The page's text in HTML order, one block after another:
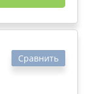
Сравнить